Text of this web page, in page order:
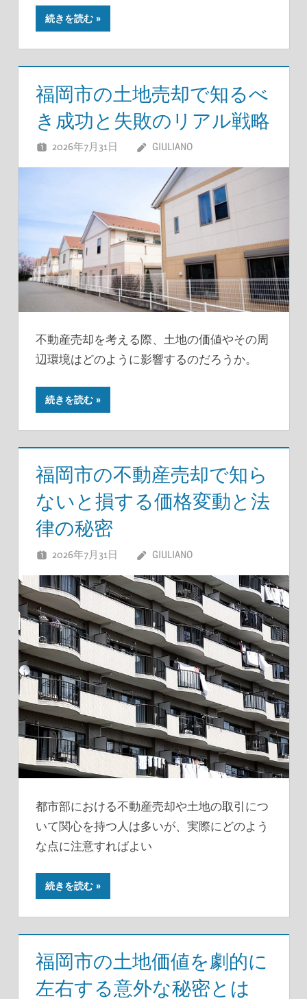
続きを読む
福岡市の土地売却で知るべ
き成功と失敗のリアル戦略
2026年7月31日 GIULIANO
不動産売却を考える際、土地の価値やその周
辺環境はどのように影響するのだろうか。
続きを読む
福岡市の不動産売却で知ら
ないと損する価格変動と法
律の秘密
2026年7月31日 GIULIANO
都市部における不動産売却や土地の取引につ
いて関心を持つ人は多いが、実際にどのよう
な点に注意すればよい
続きを読む
福岡市の土地価値を劇的に
左右する意外な秘密とは